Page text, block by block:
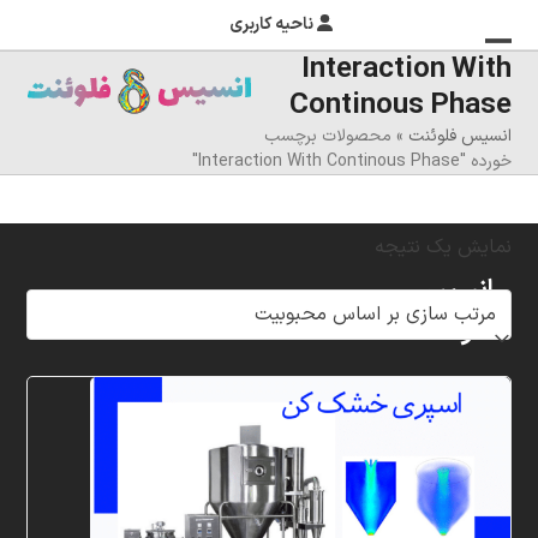
ناحیه کاربری
منوی
موبایل
را
تغییر
دهید
بستن
منوی
موبایل
Interaction With
Continous Phase
انسیس فلوئنت » محصولات برچسب
خورده "Interaction With Continous Phase"
نمایش یک نتیجه
انسیس
فلوئنت
شرکت
خلاق
مهر،
متخصص